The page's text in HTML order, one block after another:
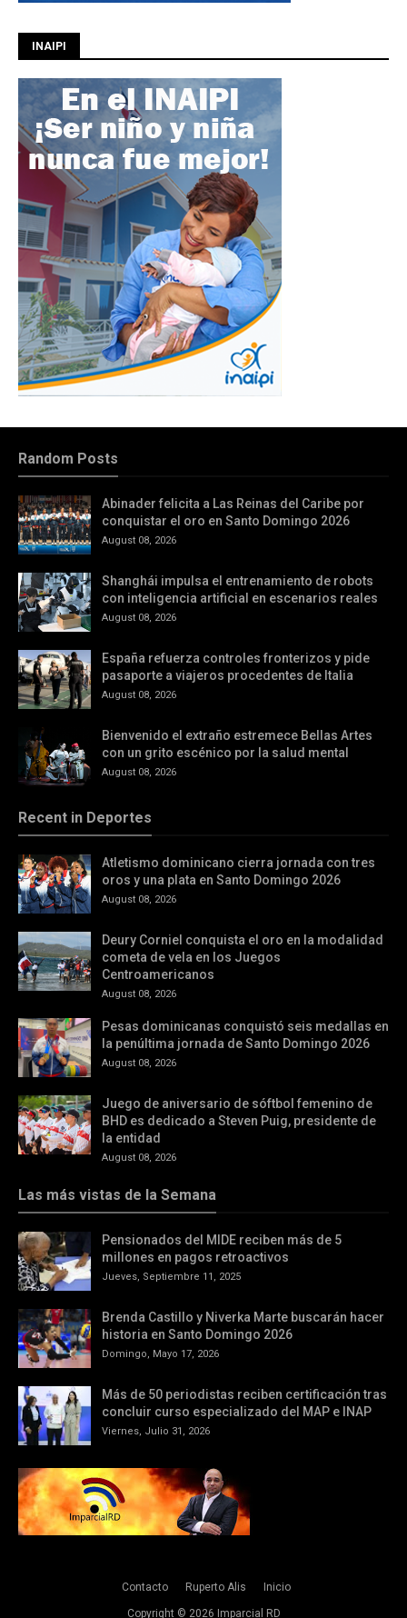
INAIPI
Random Posts
Abinader felicita a Las Reinas del Caribe por
conquistar el oro en Santo Domingo 2026
August 08, 2026
Shanghái impulsa el entrenamiento de robots
con inteligencia artificial en escenarios reales
August 08, 2026
España refuerza controles fronterizos y pide
pasaporte a viajeros procedentes de Italia
August 08, 2026
Bienvenido el extraño estremece Bellas Artes
con un grito escénico por la salud mental
August 08, 2026
Recent in Deportes
Atletismo dominicano cierra jornada con tres
oros y una plata en Santo Domingo 2026
August 08, 2026
Deury Corniel conquista el oro en la modalidad
cometa de vela en los Juegos
Centroamericanos
August 08, 2026
Pesas dominicanas conquistó seis medallas en
la penúltima jornada de Santo Domingo 2026
August 08, 2026
Juego de aniversario de sóftbol femenino de
BHD es dedicado a Steven Puig, presidente de
la entidad
August 08, 2026
Las más vistas de la Semana
Pensionados del MIDE reciben más de 5
millones en pagos retroactivos
Jueves, Septiembre 11, 2025
Brenda Castillo y Niverka Marte buscarán hacer
historia en Santo Domingo 2026
Domingo, Mayo 17, 2026
Más de 50 periodistas reciben certificación tras
concluir curso especializado del MAP e INAP
Viernes, Julio 31, 2026
Contacto Ruperto Alis Inicio
Copyright © 2026 Imparcial RD